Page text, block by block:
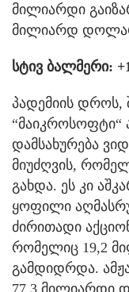
მილიარდი
მილიარდ
სტივ ბალმერი:
პადემიის დროს,
“მაიკროსოფტი“
დამსახურება
მიუძღვის,
გახდა. ეს კი
ყოფილი
ძირითადი
რომელიც 19,2
გამდიდრდა.
77.3 მილიარდი